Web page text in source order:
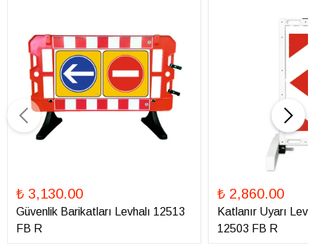
₺ 3,130.00
Güvenlik Barikatları Levhalı 12513
FB R
₺ 2,860.00
Katlanır Uyarı
12503 FB R